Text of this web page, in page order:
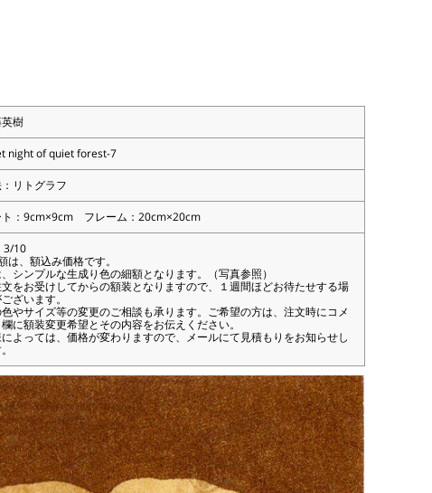
樹
night of quiet forest-7
リトグラフ
ト：9cm×9cm フレーム：20cm×20cm
10
は、額込み価格です。
シンプルな生成り色の細額となります。（写真参照）
をお受けしてからの額装となりますので、１週間ほどお待たせする場
ざいます。
やサイズ等の変更のご相談も承ります。ご希望の方は、注文時にコメ
に額装変更希望とその内容をお伝えください。
よっては、価格が変わりますので、メールにて見積もりをお知らせし